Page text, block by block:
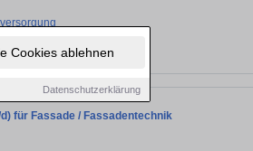
Cookies ablehnen
Datenschutzerklärung
für Fassade / Fassadentechnik